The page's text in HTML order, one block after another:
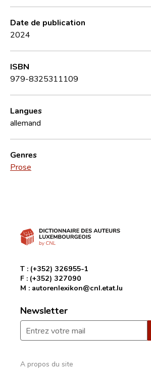
Date de publication
2024
ISBN
979-8325311109
Langues
allemand
Genres
Prose
T : (+352) 326955-1
F : (+352) 327090
M : autorenlexikon@cnl.etat.lu
Newsletter
A propos du site